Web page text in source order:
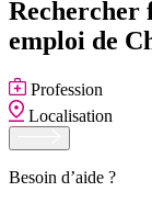
Rechercher
emploi de
Profession
Localisation
Besoin d’aide ?